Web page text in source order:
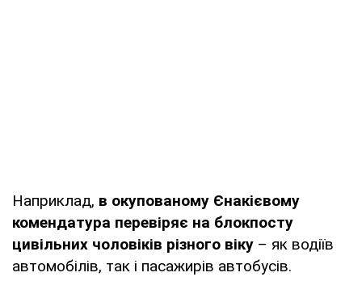
Наприклад, в окупованому Єнакієвому
комендатура перевіряє на блокпосту
цивільних чоловіків різного віку – як водіїв
автомобілів, так і пасажирів автобусів.